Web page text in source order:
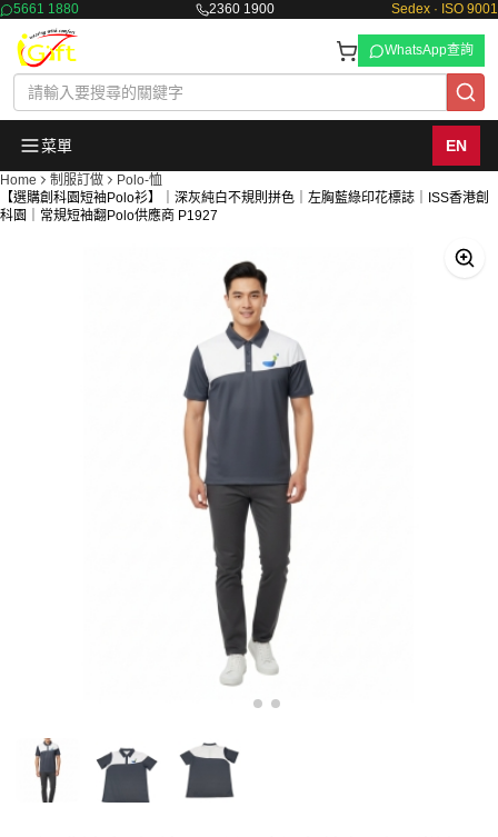
5661 1880 2360 1900 Sedex · ISO 9001
WhatsApp查詢
菜單 EN
Home 制服訂做
Polo-恤
【選購創科園短袖Polo衫】｜深灰純白不規則拼色｜左胸藍綠印花標誌｜ISS香港創
科園｜常規短袖翻Polo供應商 P1927